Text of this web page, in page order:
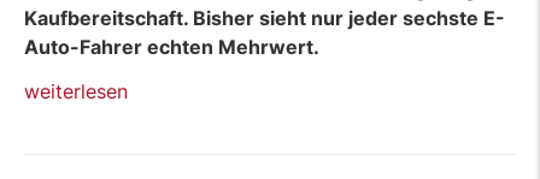
Kaufbereitschaft. Bisher sieht nur jeder sechste E-
Auto-Fahrer echten Mehrwert.
„Pressemitteilung:
weiterlesen